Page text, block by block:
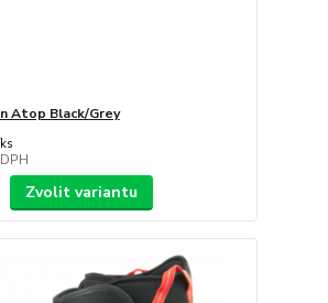
Atop Black/Grey
ks
Zvolit variantu